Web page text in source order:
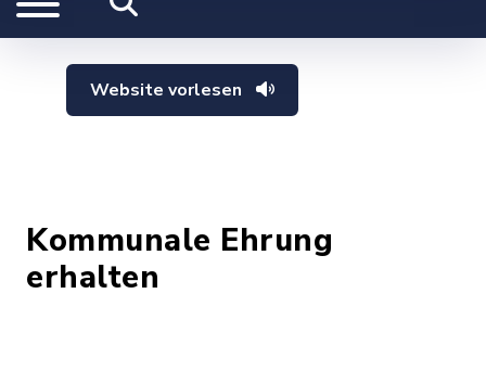
Website vorlesen
Kommunale Ehrung
erhalten